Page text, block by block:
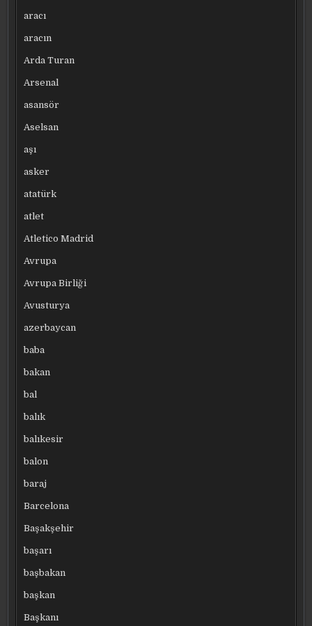
aracı
aracın
Arda Turan
Arsenal
asansör
Aselsan
aşı
asker
atatürk
atlet
Atletico Madrid
Avrupa
Avrupa Birliği
Avusturya
azerbaycan
baba
bakan
bal
balık
balıkesir
balon
baraj
Barcelona
Başakşehir
başarı
başbakan
başkan
Başkanı